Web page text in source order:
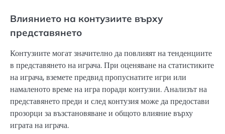
Влиянието на контузиите върху
представянето
Контузиите могат значително да повлияят на тенденциите
в представянето на играча. При оценяване на статистиките
на играча, вземете предвид пропуснатите игри или
намаленото време на игра поради контузии. Анализът на
представянето преди и след контузия може да предостави
прозорци за възстановяване и общото влияние върху
играта на играча.